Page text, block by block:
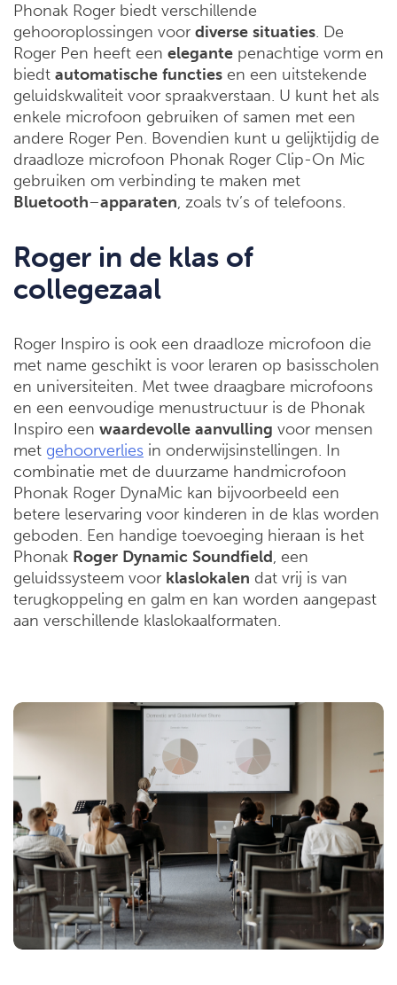
Phonak Roger biedt verschillende
gehooroplossingen voor diverse situaties. De
Roger Pen heeft een elegante penachtige vorm en
biedt automatische functies en een uitstekende
geluidskwaliteit voor spraakverstaan. U kunt het als
enkele microfoon gebruiken of samen met een
andere Roger Pen. Bovendien kunt u gelijktijdig de
draadloze microfoon Phonak Roger Clip-On Mic
gebruiken om verbinding te maken met
Bluetooth–apparaten, zoals tv’s of telefoons.
Roger in de klas of
collegezaal
Roger Inspiro is ook een draadloze microfoon die
met name geschikt is voor leraren op basisscholen
en universiteiten. Met twee draagbare microfoons
en een eenvoudige menustructuur is de Phonak
Inspiro een waardevolle aanvulling voor mensen
met gehoorverlies in onderwijsinstellingen. In
combinatie met de duurzame handmicrofoon
Phonak Roger DynaMic kan bijvoorbeeld een
betere leservaring voor kinderen in de klas worden
geboden. Een handige toevoeging hieraan is het
Phonak Roger Dynamic Soundfield, een
geluidssysteem voor klaslokalen dat vrij is van
terugkoppeling en galm en kan worden aangepast
aan verschillende klaslokaalformaten.